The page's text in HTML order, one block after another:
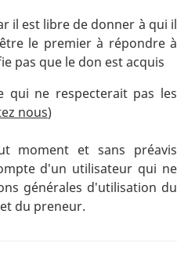
il est libre de donner à qui il
le premier à répondre à
pas que le don est acquis
qui ne respecterait pas les
nous)
moment et sans préavis
d'un utilisateur qui ne
générales d'utilisation du
du preneur.